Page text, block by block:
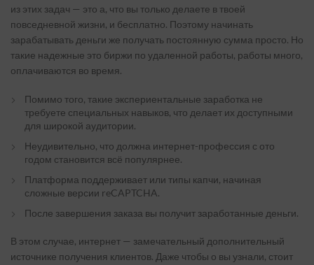
из этих задач — это а, что вы только делаете в твоей
повседневной жизни, и бесплатно. Поэтому начинать
зарабатывать деньги же получать постоянную сумма просто. Но
такие надежные это биржи по удаленной работы, работы много,
оплачиваются во время.
Помимо того, такие экспериентальные заработка не
требуете специальных навыков, что делает их доступными
для широкой аудитории.
Неудивительно, что должна интернет-профессия с ото
годом становится всё популярнее.
Платформа поддерживает или типы капчи, начиная
сложные версии reCAPTCHA.
После завершения заказа вы получит заработанные деньги.
В этом случае, интернет — замечательный дополнительный
источнике получения клиентов. Даже чтобы о вы узнали, стоит